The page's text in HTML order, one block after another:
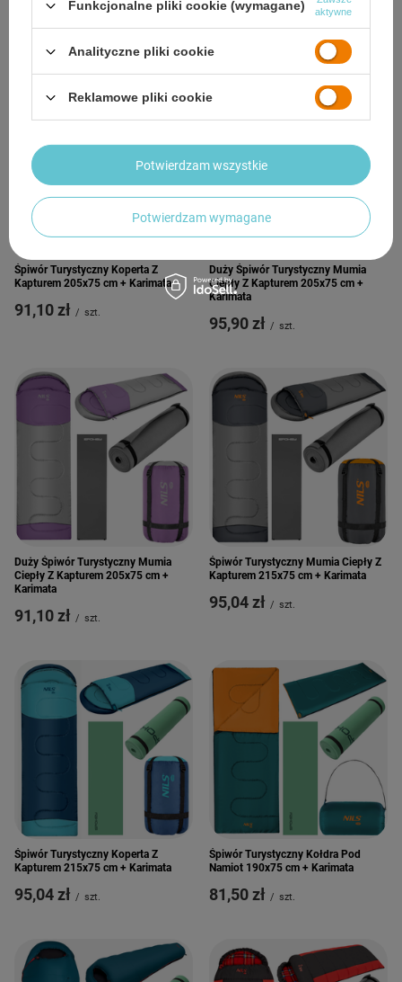
Dozownik Na Mydło
335,04 zł
81,50 zł
Śpiwór Turystyczny Koperta Z
Kapturem 205x75 cm + Karimata
91,10 zł / szt.
Duży Śpiwór Turystyczny Mumia
Ciepły Z Kapturem 205x75 cm +
Karimata
95,90 zł / szt.
Duży Śpiwór Turystyczny Mumia
Ciepły Z Kapturem 205x75 cm +
Karimata
91,10 zł / szt.
Śpiwór Turystyczny Mumia Ciepły Z
Kapturem 215x75 cm + Karimata
95,04 zł / szt.
Śpiwór Turystyczny Koperta Z
Kapturem 215x75 cm + Karimata
95,04 zł / szt.
Śpiwór Turystyczny Kołdra Pod
Namiot 190x75 cm + Karimata
81,50 zł / szt.
Funkcjonalne pliki cookie (wymagane)
aktywne
Analityczne pliki cookie
Reklamowe pliki cookie
Potwierdzam wymagane
Potwierdzam wszystkie